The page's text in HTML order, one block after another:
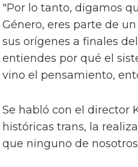
"Por lo tanto, digamos
Género, eres parte de
sus orígenes a finales
entiendes por qué el
vino el pensamiento,
Se habló con el director
históricas trans, la
que ninguno de